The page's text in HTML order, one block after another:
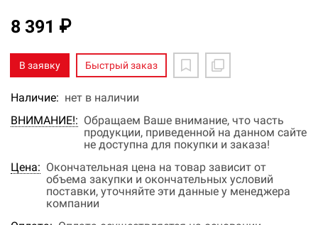
8 391 ₽
В заявку Быстрый заказ
Наличие: нет в наличии
ВНИМАНИЕ!: Обращаем Ваше внимание, что часть
продукции, приведенной на данном сайте
не доступна для покупки и заказа!
Цена: Окончательная цена на товар зависит от
объема закупки и окончательных условий
поставки, уточняйте эти данные у менеджера
компании